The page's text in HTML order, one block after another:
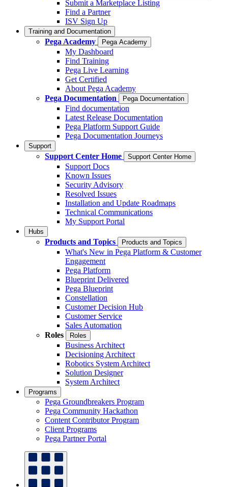
Submit a Marketplace Listing
Find a Partner
ISV Sign Up
Training and Documentation
Pega Academy Pega Academy
My Dashboard
Find Training
Pega Live Learning
Get Certified
About Pega Academy
Pega Documentation
Pega Documentation
Find documentation
Latest Release Documentation
Pega Platform Support Guide
Pega Documentation Journeys
Support
Support Center Home Support Center Home
Support Docs
Known Issues
Security Advisory
Resolved Issues
Installation and Update Roadmaps
Technical Communications
My Support Portal
Hubs
Products and Topics Products and Topics
What's New in Pega Platform & Customer
Engagement
Pega Platform
Blueprint Delivered
Pega Blueprint
Constellation
Customer Decision Hub
Customer Service
Sales Automation
Roles
Roles
Business Architect
Decisioning Architect
Robotics System Architect
Solution Designer
System Architect
Programs
Pega Groundbreakers Program
Pega Community Hackathon
Content Contributor Program
Client Programs
Pega Partner Portal